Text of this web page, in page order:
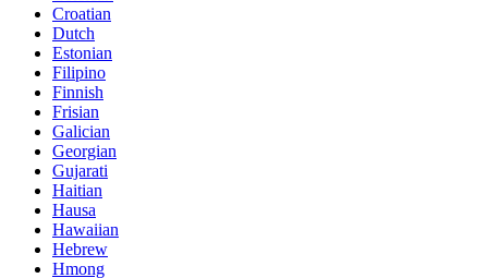
Croatian
Dutch
Estonian
Filipino
Finnish
Frisian
Galician
Georgian
Gujarati
Haitian
Hausa
Hawaiian
Hebrew
Hmong